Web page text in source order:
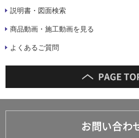
説明書・図面検索
商品動画・施工動画を見る
よくあるご質問
お問い合わ